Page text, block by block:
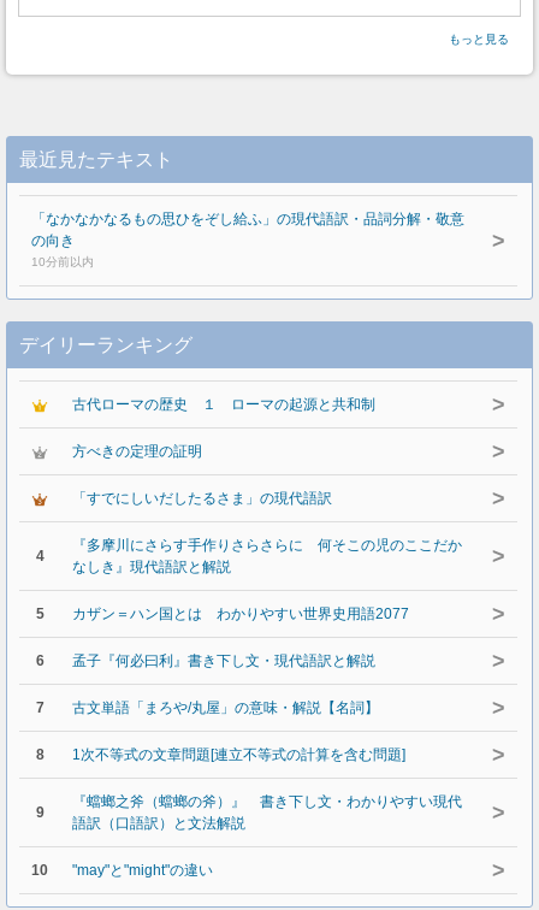
もっと見る
最近見たテキスト
「なかなかなるもの思ひをぞし給ふ」の現代語訳・品詞分解・敬意
の向き
10分前以内
>
デイリーランキング
古代ローマの歴史 １ ローマの起源と共和制 >
方べきの定理の証明 >
「すでにしいだしたるさま」の現代語訳 >
4
『多摩川にさらす手作りさらさらに 何そこの児のここだか
なしき』現代語訳と解説
>
5 カザン＝ハン国とは わかりやすい世界史用語2077 >
6 孟子『何必曰利』書き下し文・現代語訳と解説 >
7 古文単語「まろや/丸屋」の意味・解説【名詞】 >
8 1次不等式の文章問題[連立不等式の計算を含む問題] >
9
『蟷螂之斧（蟷螂の斧）』 書き下し文・わかりやすい現代
語訳（口語訳）と文法解説
>
10 "may"と"might"の違い >